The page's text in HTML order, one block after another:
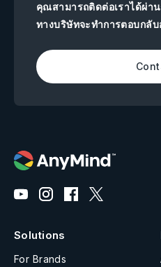
คุณสามารถติดต่อเราได้ผ่า
ทางบริษัทจะทำการตอบกลับ
Solutions
For Brands